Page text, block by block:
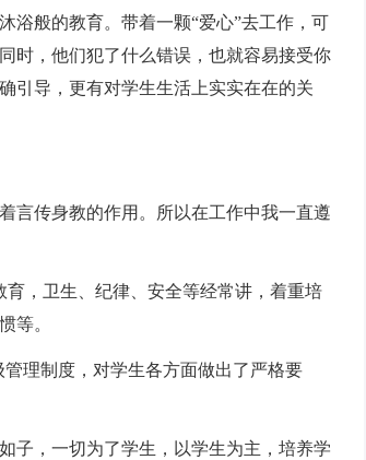
浴般的教育。带着一颗“爱心”去工作，可
时，他们犯了什么错误，也就容易接受你
引导，更有对学生生活上实实在在的关
传身教的作用。所以在工作中我一直遵
，卫生、纪律、安全等经常讲，着重培
等。
理制度，对学生各方面做出了严格要
，一切为了学生，以学生为主，培养学